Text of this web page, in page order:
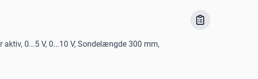
0...5 V, 0...10 V, Sondelængde 300 mm,